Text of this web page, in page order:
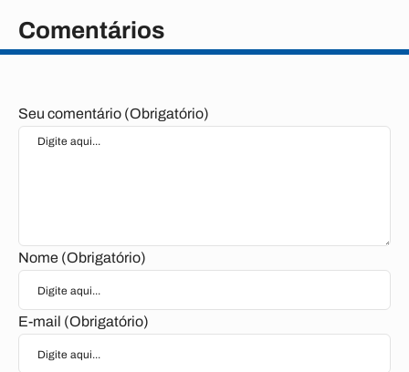
Comentários
Seu comentário (Obrigatório)
Nome (Obrigatório)
E-mail (Obrigatório)